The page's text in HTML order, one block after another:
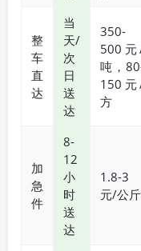
整
车
直
达
当
天/
次
日
送
达
350-
500
吨，
150
方
加
急
件
8-
12
小
时
送
达
1.8-3
元/公斤